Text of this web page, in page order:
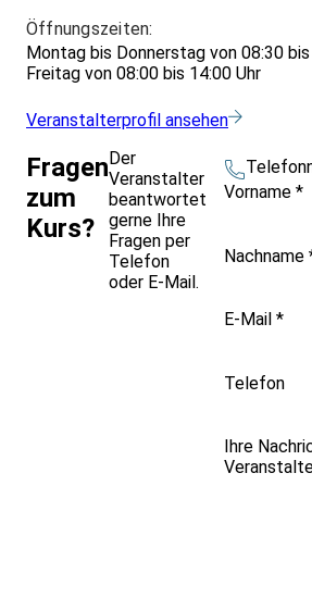
Öffnungszeiten:
Montag bis Donnerstag von 08:30
Freitag von 08:00 bis 14:00 Uhr
Veranstalterprofil ansehen
Fragen
zum
Kurs?
Der
Veranstalter
beantwortet
gerne Ihre
Fragen per
Telefon
oder E-Mail.
Vorname *
Nachname
E-Mail *
Telefon
Ihre